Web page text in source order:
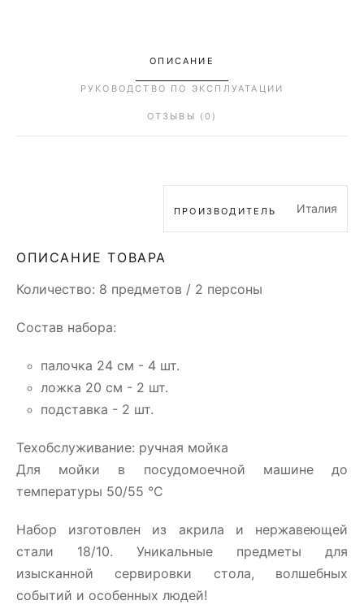
ОПИСАНИЕ
РУКОВОДСТВО ПО ЭКСПЛУАТАЦИИ
ОТЗЫВЫ (0)
ПРОИЗВОДИТЕЛЬ Италия
ОПИСАНИЕ ТОВАРА
Количество: 8 предметов / 2 персоны
Состав набора:
палочка 24 см - 4 шт.
ложка 20 см - 2 шт.
подставка - 2 шт.
Техобслуживание: ручная мойка
Для мойки в посудомоечной машине до
температуры 50/55 °C
Набор изготовлен из акрила и нержавеющей
стали 18/10. Уникальные предметы для
изысканной сервировки стола, волшебных
событий и особенных людей!